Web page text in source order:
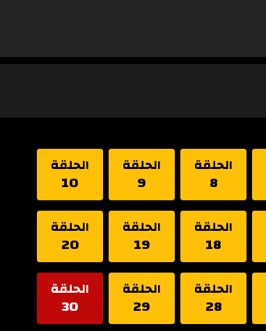
الحلقة
8
الحلقة
9
الحلقة
10
الحلقة
18
الحلقة
19
الحلقة
20
الحلقة
28
الحلقة
29
الحلقة
30